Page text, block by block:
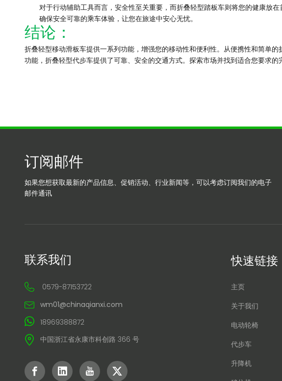
对于行动辅助工具而言，安全性至关重要，而折叠轻型踏板车则将您的健康放
确保安全可靠的乘车体验，让您在旅途中安心无忧。
结论：
折叠轻型移动滑板车提供一系列功能，增强您的移动性和便利性。从便携性和简单
功能，折叠轻型代步车提供了可靠、安全的交通方式。探索市场并找到适合您要求
订阅邮件
如果您想获取最新的产品信息、促销活动、行业新闻等，可以考虑订阅我们的电子
邮件通讯
联系我们
0579-87153722
wm01@chinaqianxi.com
18969388872
中国浙江省永康市科创路 366 号
快速链接
主页
关于我们
电动轮椅
代步车
升降机